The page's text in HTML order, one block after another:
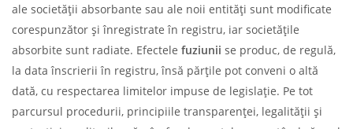
ale societății absorbante sau ale noii entități sunt modificate
corespunzător și înregistrate în registru, iar societățile
absorbite sunt radiate. Efectele fuziunii se produc, de regulă,
la data înscrierii în registru, însă părțile pot conveni o altă
dată, cu respectarea limitelor impuse de legislație. Pe tot
parcursul procedurii, principiile transparenței, legalității și